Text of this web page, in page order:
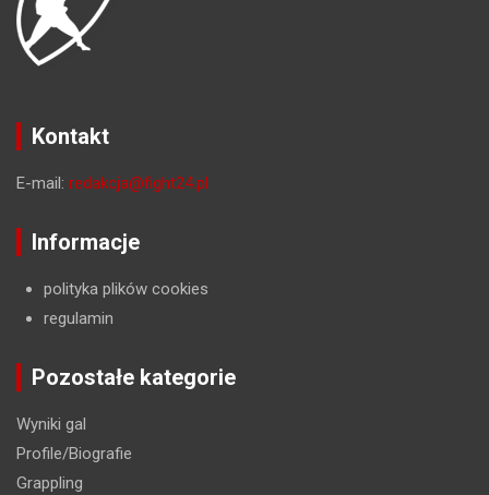
Kontakt
E-mail: redakcja@fight24.pl
Informacje
polityka plików cookies
regulamin
Pozostałe kategorie
Wyniki gal
Profile/Biografie
Grappling